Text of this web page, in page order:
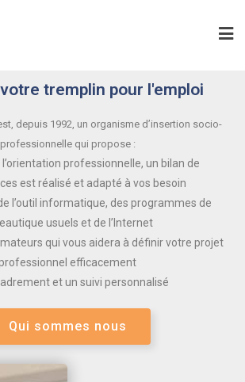
tremplin pour l'emploi
depuis 1992, un organisme d’insertion socio-
professionnelle qui propose :
l’orientation professionnelle, un bilan de
est réalisé et adapté à vos besoin
l’outil informatique, des programmes de
usuels et de l’Internet
qui vous aidera à définir votre projet
efficacement
et un suivi personnalisé
Qui sommes nous